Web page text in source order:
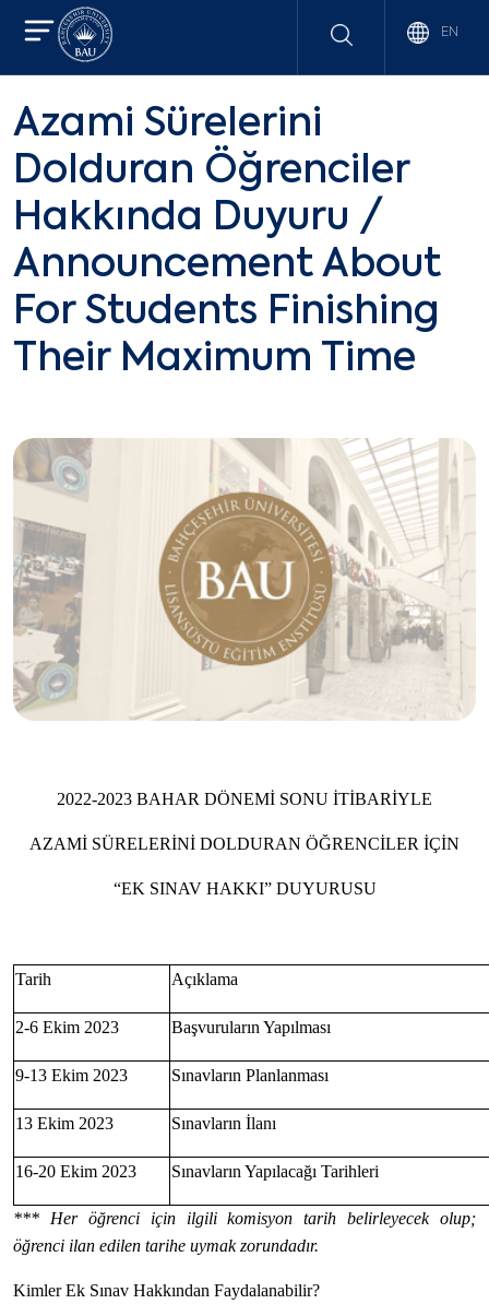
EN
Azami Sürelerini
Dolduran Öğrenciler
Hakkında Duyuru /
Announcement About
For Students Finishing
Their Maximum Time
2022-2023 BAHAR DÖNEMİ SONU İTİBARİYLE
AZAMİ SÜRELERİNİ DOLDURAN ÖĞRENCİLER İÇİN
“EK SINAV HAKKI” DUYURUSU
Tarih Açıklama
2-6 Ekim 2023 Başvuruların Yapılması
9-13 Ekim 2023 Sınavların Planlanması
13 Ekim 2023 Sınavların İlanı
16-20 Ekim 2023 Sınavların Yapılacağı Tarihleri
*** Her öğrenci için ilgili komisyon tarih belirleyecek olup;
öğrenci ilan edilen tarihe uymak zorundadır.
Kimler Ek Sınav Hakkından Faydalanabilir?